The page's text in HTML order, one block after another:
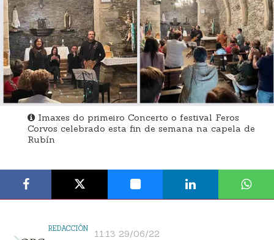
Imaxes do primeiro Concerto o festival Feros
Corvos celebrado esta fin de semana na capela de
Rubín
REDACCIÓN 11:13 29/06/22